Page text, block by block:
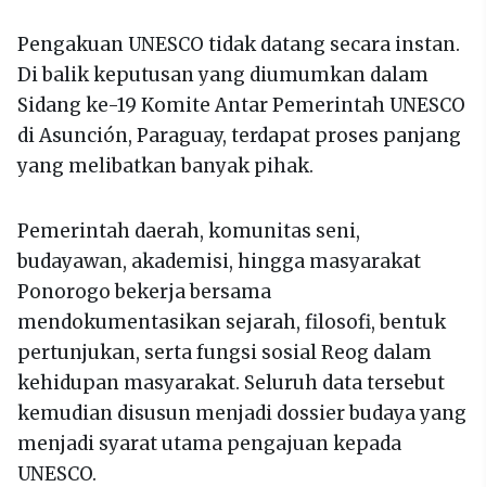
Pengakuan UNESCO tidak datang secara instan.
Di balik keputusan yang diumumkan dalam
Sidang ke-19 Komite Antar Pemerintah UNESCO
di Asunción, Paraguay, terdapat proses panjang
yang melibatkan banyak pihak.
Pemerintah daerah, komunitas seni,
budayawan, akademisi, hingga masyarakat
Ponorogo bekerja bersama
mendokumentasikan sejarah, filosofi, bentuk
pertunjukan, serta fungsi sosial Reog dalam
kehidupan masyarakat. Seluruh data tersebut
kemudian disusun menjadi dossier budaya yang
menjadi syarat utama pengajuan kepada
UNESCO.